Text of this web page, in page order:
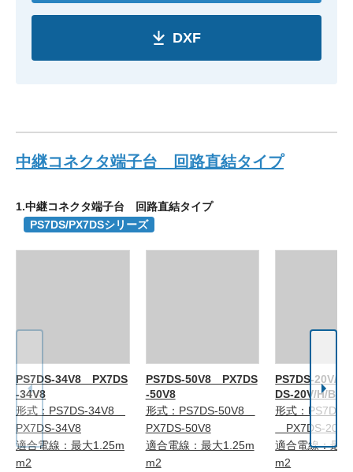
DXF
中継コネクタ端子台 回路直結タイプ
1.中継コネクタ端子台 回路直結タイプ
PS7DS/PX7DSシリーズ
PS7DS-34V8 PX7DS
-34V8
形式：PS7DS-34V8
PX7DS-34V8
適合電線：最大1.25m
m2
PS7DS-50V8 PX7DS
-50V8
形式：PS7DS-50V8
PX7DS-50V8
適合電線：最大1.25m
m2
PS7DS-20V/
DS-20V/H/B
形式：PS7DS-
PX7DS-20V/
適合電線：最
m2